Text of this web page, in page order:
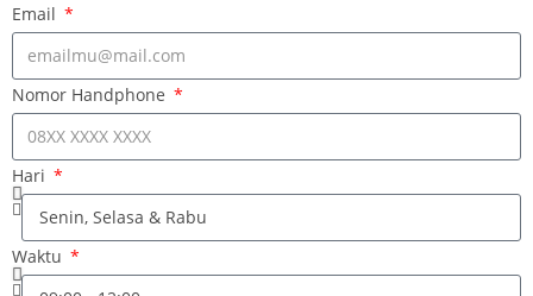
Email
Nomor Handphone
Hari
Waktu